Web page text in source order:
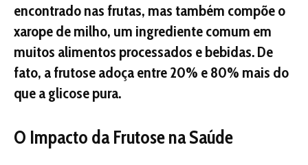
encontrado nas frutas, mas também compõe o
xarope de milho, um ingrediente comum em
muitos alimentos processados e bebidas. De
fato, a frutose adoça entre 20% e 80% mais do
que a glicose pura.
O Impacto da Frutose na Saúde